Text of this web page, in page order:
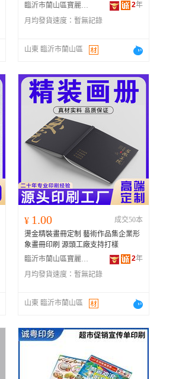
臨沂市蘭山區寶麗金印刷有限公司
2年
月均發貨速度： 暫無記錄
山東 臨沂市蘭山區
¥ 1.00
成交50本
燙金精裝畫冊定制 藝術作品集企業形
象畫冊印刷 源頭工廠支持打樣
臨沂市蘭山區寶麗金印刷有限公司
2年
月均發貨速度： 暫無記錄
山東 臨沂市蘭山區